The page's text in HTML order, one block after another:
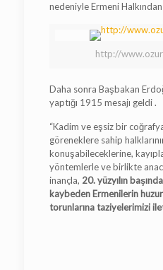
nedeniyle Ermeni
http://
Daha sonra Başbakan
yaptığı 1915 mesajı geldi .
“Kadim ve eşsiz bir
göreneklere sahip
konuşabileceklerine,
yöntemlerle ve birlikte
inançla, 20. yüzyılın
kaybeden Ermenilerin
torunlarına taziyelerimizi